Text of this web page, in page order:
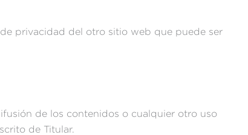
privacidad del otro sitio web que puede ser
de los contenidos o cualquier otro uso
de Titular.